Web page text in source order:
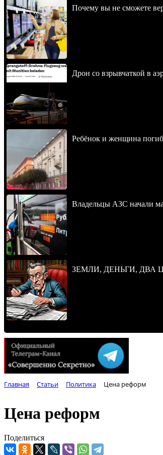
Почему вы не сможете
Дрон со взрывчаткой в
Ребёнок и женщина
Владельцы АЗС начали
ЗЕМЛИ, ДЕНЬГИ, ДВА
Главная Статьи Политика Цена реформ
Цена реформ
Поделиться